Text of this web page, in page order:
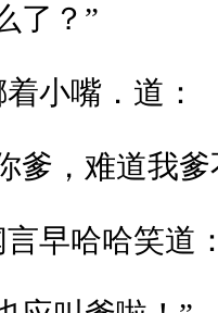
了？”
小嘴．道：
爹，难道我爹
早哈哈笑道